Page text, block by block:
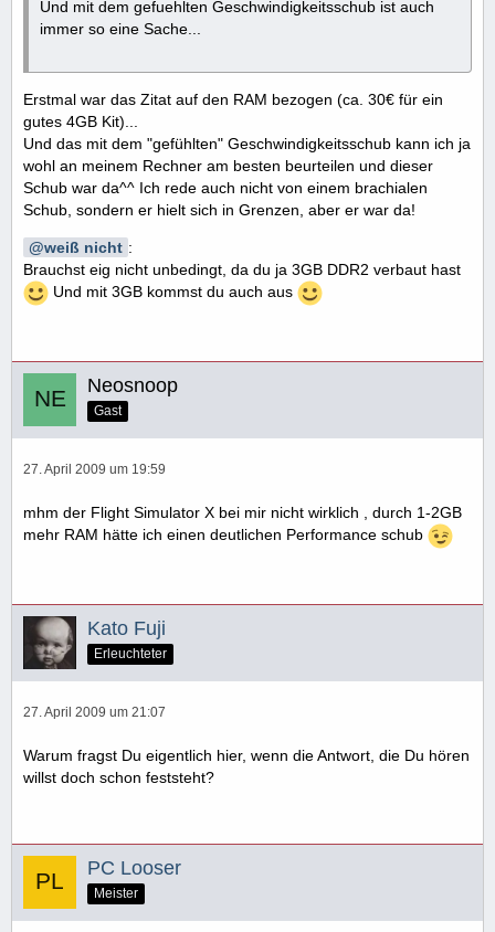
Und mit dem gefuehlten Geschwindigkeitsschub ist auch
immer so eine Sache...
Erstmal war das Zitat auf den RAM bezogen (ca. 30€ für ein
gutes 4GB Kit)...
Und das mit dem "gefühlten" Geschwindigkeitsschub kann ich ja
wohl an meinem Rechner am besten beurteilen und dieser
Schub war da^^ Ich rede auch nicht von einem brachialen
Schub, sondern er hielt sich in Grenzen, aber er war da!
weiß nicht :
Brauchst eig nicht unbedingt, da du ja 3GB DDR2 verbaut hast
Und mit 3GB kommst du auch aus
Neosnoop
Gast
27. April 2009 um 19:59
mhm der Flight Simulator X bei mir nicht wirklich , durch 1-2GB
mehr RAM hätte ich einen deutlichen Performance schub
Kato Fuji
Erleuchteter
27. April 2009 um 21:07
Warum fragst Du eigentlich hier, wenn die Antwort, die Du hören
willst doch schon feststeht?
PC Looser
Meister